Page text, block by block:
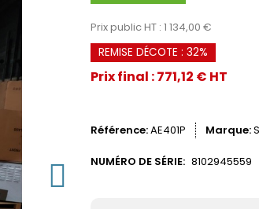
Prix public HT : 1 134,00 €
REMISE DÉCOTE : 32%
Prix final : 771,12 € HT
Référence AE401P Marque
NUMÉRO DE SÉRIE: 8102945559